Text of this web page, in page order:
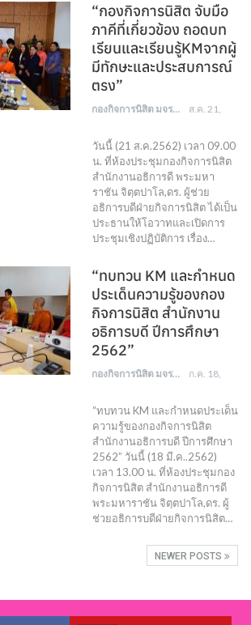
“กองกิจการนิสิต จับมือ
ภาคีที่เกี่ยวข้อง ถอดบท
เรียนและเรียนรู้KMจากผู้
มีทักษะและประสบการณ์
ตรง”
กองกิจการนิสิต มจร
ส.ค. 21,
วันนี้ (21 ส.ค.2562) เวลา 09.00
น. ที่ห้องประชุมกองกิจการนิสิต
สำนักงานอธิการดี พระมหา
ราชัน จิตฺตปาโล,ดร. ผู้ช่วย
อธิการบดีฝ่ายกิจการนิสิต ได้เป็น
ประธานให้โอวาทและเปิดการ
ประชุมเชิงปฏิบัติการ เรื่อง…
“ทบทวน KM และกำหนด
ประเด็นความรู้ของกอง
กิจการนิสิต สำนักงาน
อธิการบดี ปีการศึกษา
2562”
กองกิจการนิสิต มจร
ก.ค. 18,
“ทบทวน KM และกำหนดประเด็น
ความรู้ของกองกิจการนิสิต
สำนักงานอธิการบดี ปีการศึกษา
2562” วันนี้ (18 มี.ค..2562)
เวลา 13.00 น. ที่ห้องประชุมกอง
กิจการนิสิต สำนักงานอธิการดี
พระมหาราชัน จิตฺตปาโล,ดร. ผู้
ช่วยอธิการบดีฝ่ายกิจการนิสิต…
NEWER POSTS